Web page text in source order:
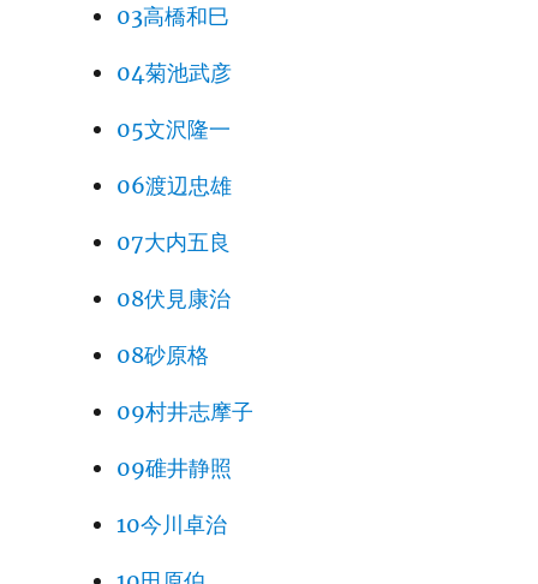
03高橋和巳
04菊池武彦
05文沢隆一
06渡辺忠雄
07大内五良
08伏見康治
08砂原格
09村井志摩子
09碓井静照
10今川卓治